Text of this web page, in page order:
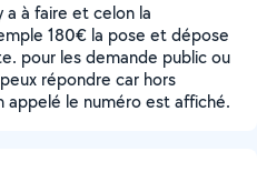
à faire et celon la
180€ la pose et dépose
pour les demande public ou
répondre car hors
le numéro est affiché.